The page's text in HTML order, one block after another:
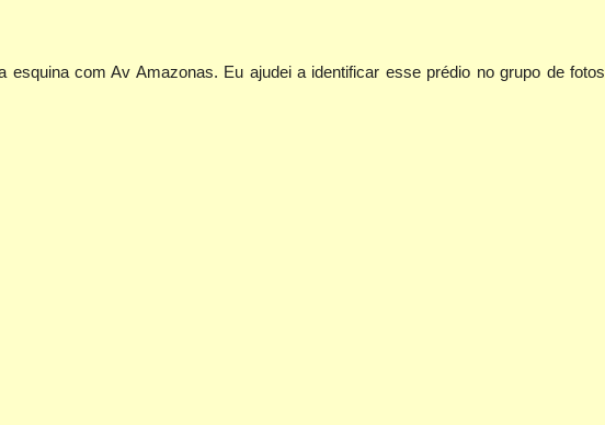
esquina com Av Amazonas. Eu ajudei a identificar esse prédio no grupo de fotos